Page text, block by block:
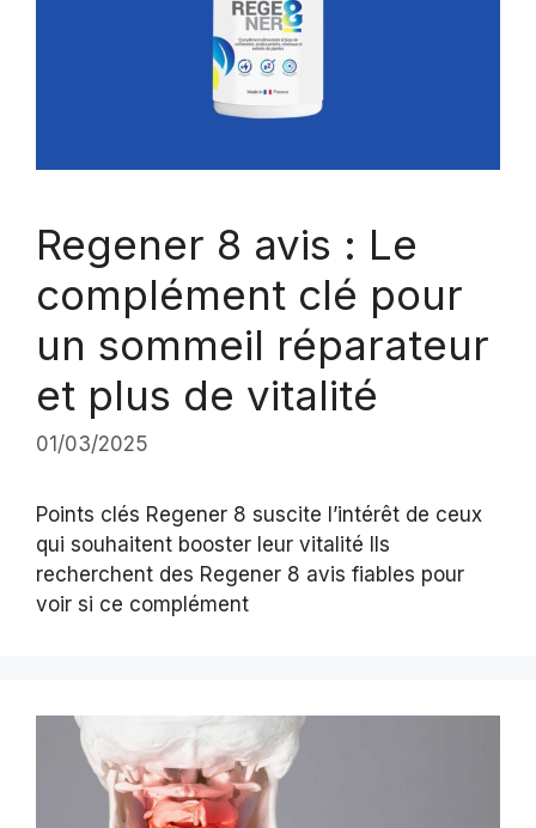
Regener 8 avis : Le
complément clé pour
un sommeil réparateur
et plus de vitalité
01/03/2025
Points clés Regener 8 suscite l’intérêt de ceux
qui souhaitent booster leur vitalité Ils
recherchent des Regener 8 avis fiables pour
voir si ce complément